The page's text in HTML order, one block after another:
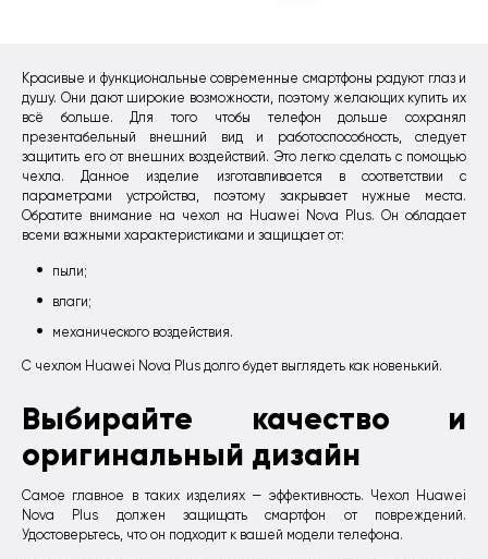
Красивые и функциональные современные смартфоны радуют глаз и
душу. Они дают широкие возможности, поэтому желающих купить их
всё больше. Для того чтобы телефон дольше сохранял
презентабельный внешний вид и работоспособность, следует
защитить его от внешних воздействий. Это легко сделать с помощью
чехла. Данное изделие изготавливается в соответствии с
параметрами устройства, поэтому закрывает нужные места.
Обратите внимание на чехол на Huawei Nova Plus. Он обладает
всеми важными характеристиками и защищает от:
пыли;
влаги;
механического воздействия.
С чехлом Huawei Nova Plus долго будет выглядеть как новенький.
Выбирайте качество и
оригинальный дизайн
Самое главное в таких изделиях — эффективность. Чехол Huawei
Nova Plus должен защищать смартфон от повреждений.
Удостоверьтесь, что он подходит к вашей модели телефона.